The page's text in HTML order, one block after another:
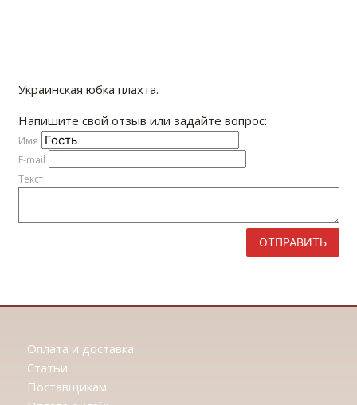
Украинская юбка плахта.
Напишите свой отзыв или задайте вопрос:
Имя
E-mail
Текст
ОТПРАВИТЬ
Оплата и доставка
Статьи
Поставщикам